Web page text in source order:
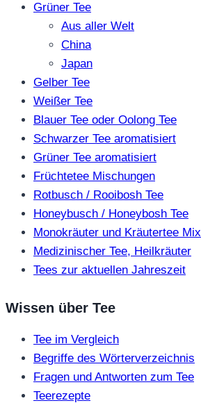
Grüner Tee
Aus aller Welt
China
Japan
Gelber Tee
Weißer Tee
Blauer Tee oder Oolong Tee
Schwarzer Tee aromatisiert
Grüner Tee aromatisiert
Früchtetee Mischungen
Rotbusch / Rooibosh Tee
Honeybusch / Honeybosh Tee
Monokräuter und Kräutertee Mix
Medizinischer Tee, Heilkräuter
Tees zur aktuellen Jahreszeit
Wissen über Tee
Tee im Vergleich
Begriffe des Wörterverzeichnis
Fragen und Antworten zum Tee
Teerezepte